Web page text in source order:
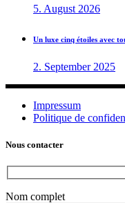
5. August 2026
Un luxe cinq étoiles avec
2. September 2025
Impressum
Politique de
Nous contacter
Nom complet